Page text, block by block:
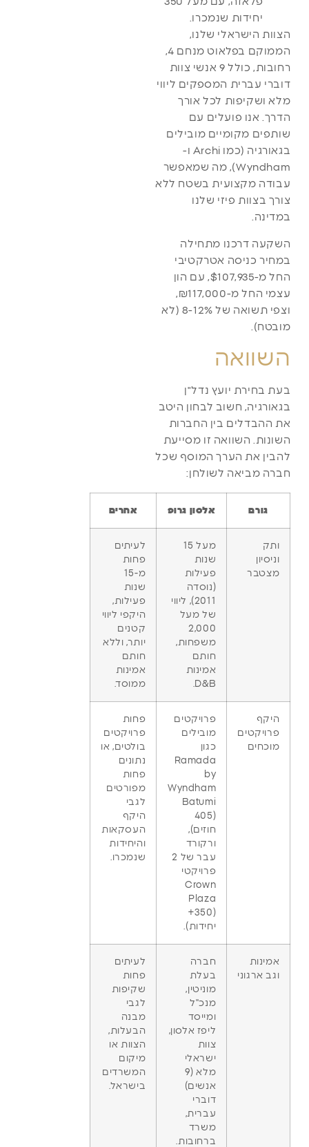
יחידות שנמכרו.
הצוות הישראלי שלנו,
הממוקם בפלאוט מנחם 4,
רחובות, כולל 9 אנשי צוות
דוברי עברית המספקים ליווי
מלא ושקיפות לכל אורך
הדרך. אנו פועלים עם
שותפים מקומיים מובילים
בגאורגיה (כמו Archi ו-
Wyndham), מה שמאפשר
עבודה מקצועית בשטח ללא
צורך בצוות פיזי שלנו
במדינה.
השקעה דרכנו מתחילה
במחיר כניסה אטרקטיבי
החל מ-$107,935, עם הון
עצמי החל מ-₪117,000,
וצפי תשואה של 8-12% (לא
מובטח).
השוואה
בעת בחירת יועץ נדל"ן
בגאורגיה, חשוב לבחון היטב
את ההבדלים בין החברות
השונות. השוואה זו מסייעת
להבין את הערך המוסף שכל
חברה מביאה לשולחן:
גורם אלסון גרופ אחרים
ותק
וניסיון
מצטבר
מעל 15
שנות
פעילות
(נוסדה
2011), ליווי
של מעל
2,000
משפחות,
חותם
אמינות
D&B.
לעיתים
פחות
מ-15
שנות
פעילות,
היקפי ליווי
קטנים
יותר, וללא
חותם
אמינות
ממוסד.
היקף
פרויקטים
מוכחים
פרויקטים
מובילים
כגון
Ramada
by
Wyndham
Batumi
(405
חוזים),
ורקורד
עבר של 2
פרויקטי
Crown
Plaza
(350+
יחידות).
פחות
פרויקטים
בולטים, או
נתונים
פחות
מפורטים
לגבי
היקף
העסקאות
והיחידות
שנמכרו.
אמינות
וגב ארגוני
חברה
בעלת
מוניטין,
מנכ"ל
ומייסד
ליפז אלסון,
צוות
ישראלי
מלא (9
אנשים)
דוברי
עברית,
משרד
ברחובות.
לעיתים
פחות
שקיפות
לגבי
מבנה
הבעלות,
הצוות או
מיקום
המשרדים
בישראל.